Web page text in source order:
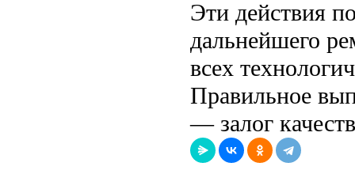
Эти действия
дальнейшего
всех
Правильное
— залог